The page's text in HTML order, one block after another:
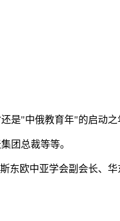
是"中俄教育年"的启动之
团总裁等等。
东欧中亚学会副会长、